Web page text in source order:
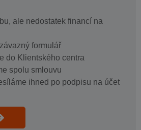
ale nedostatek financí na
formulář
do Klientského centra
spolu smlouvu
ihned po podpisu na účet